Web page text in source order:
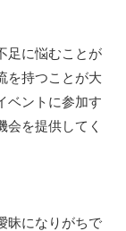
足に悩むことが
を持つことが大
ベントに参加す
会を提供してく
昧になりがちで